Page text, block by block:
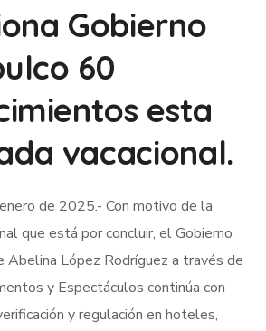
Gobierno
60
esta
vacacional.
de 2025.- Con motivo de la
que está por concluir, el Gobierno
Abelina López Rodríguez a través de
y Espectáculos continúa con
y regulación en hoteles,